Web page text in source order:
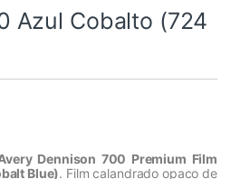
Azul Cobalto (724
Dennison 700 Premium Film
Blue). Film calandrado opaco de